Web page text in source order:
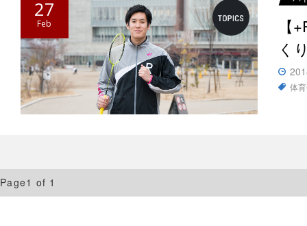
27
Feb
【
く
体
Page1 of 1